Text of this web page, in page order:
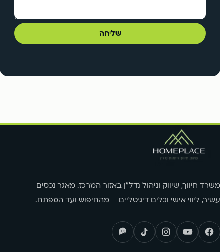
שליחה
משרד תיווך, שיווק וניהול נדל"ן באזור המרכז. מאגר נכסים
עשיר, ליווי אישי וכלים דיגיטליים — מהחיפוש ועד המפתח.